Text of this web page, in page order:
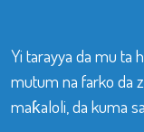
Yi tarayya da mu ta
mutum na farko da
maƙaloli, da kuma